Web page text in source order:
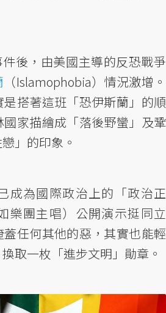
後，由美國主導的反恐戰爭
（Islamophobia）情況激增。
是搭著這班「恐伊斯蘭」的順
家描繪成「落後野蠻」及鞏
」的印象。
成為國際政治上的「政治正
樂團主唱）公開演示挺同立
任何其他的惡，其實也能輕
取一枚「進步文明」勛章。